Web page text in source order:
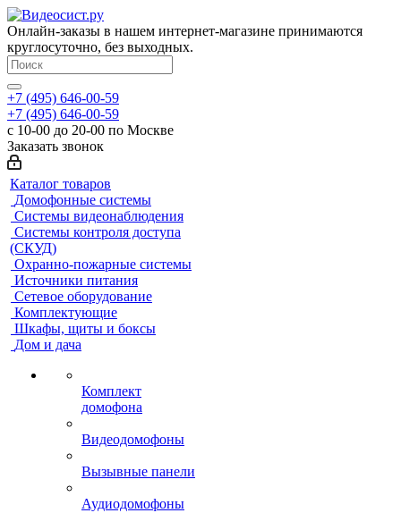
Онлайн-заказы в нашем интернет-магазине принимаются
круглосуточно, без выходных.
+7 (495) 646-00-59
+7 (495) 646-00-59
с 10-00 до 20-00 по Москве
Заказать звонок
Каталог товаров
Домофонные системы
Системы видеонаблюдения
Системы контроля доступа
(СКУД)
Охранно-пожарные системы
Источники питания
Сетевое оборудование
Комплектующие
Шкафы, щиты и боксы
Дом и дача
Комплект
домофона
Видеодомофоны
Вызывные панели
Аудиодомофоны